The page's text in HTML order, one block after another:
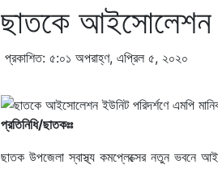
ছাতকে আইসোলেশন
প্রকাশিত: ৫:০১ অপরাহ্ণ, এপ্রিল ৫, ২০২০
প্রতিনিধি/ছাতকঃঃ
ছাতক উপজেলা স্বাস্থ্য কমপ্লেক্সের নতুন ভবনে